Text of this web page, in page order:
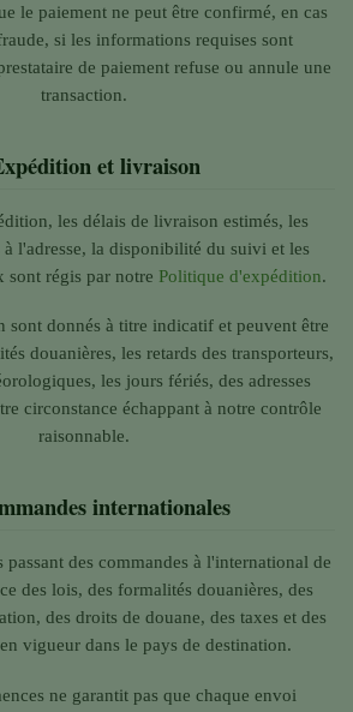
le paiement ne peut être confirmé, en cas
si les informations requises sont
de paiement refuse ou annule une
transaction.
et livraison
les délais de livraison estimés, les
l'adresse, la disponibilité du suivi et les
sont régis par notre Politique d'expédition.
sont donnés à titre indicatif et peuvent être
douanières, les retards des transporteurs,
les jours fériés, des adresses
circonstance échappant à notre contrôle
raisonnable.
internationales
des commandes à l'international de
des lois, des formalités douanières, des
des droits de douane, des taxes et des
vigueur dans le pays de destination.
ne garantit pas que chaque envoi